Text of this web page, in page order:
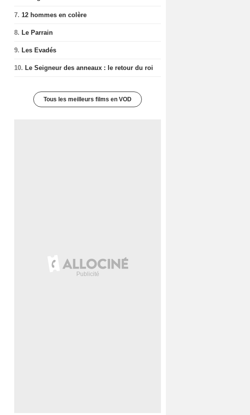
7. 12 hommes en colère
8. Le Parrain
9. Les Evadés
10. Le Seigneur des anneaux : le retour du roi
Tous les meilleurs films en VOD